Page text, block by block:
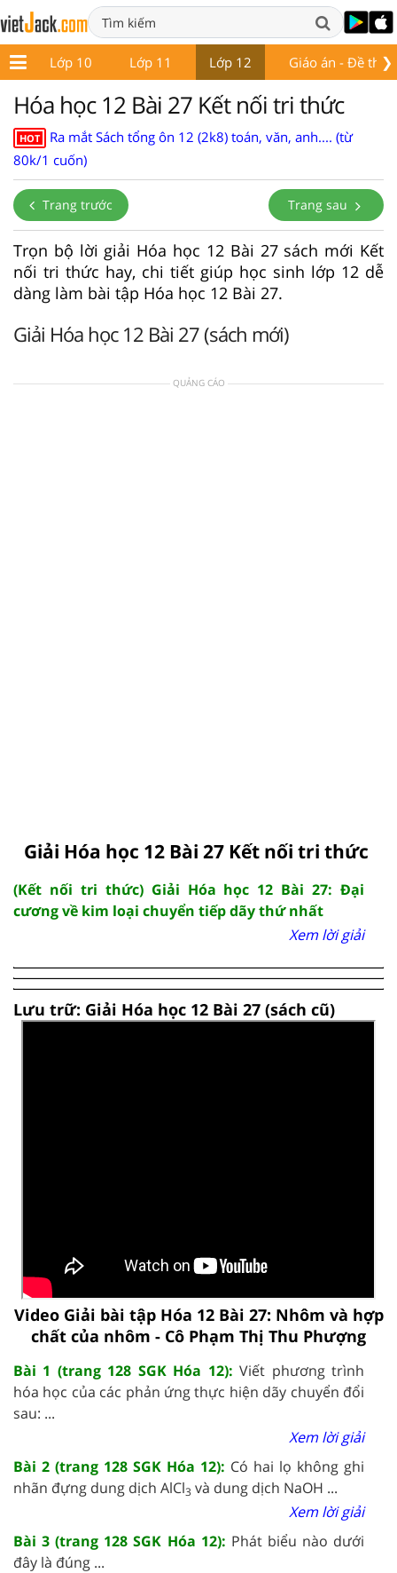
❯
9 Lớp 10 Lớp 11 Lớp 12 Giáo án - Đề thi
Hóa học 12 Bài 27 Kết nối tri thức
HOT
Ra mắt Sách tổng ôn 12 (2k8) toán, văn, anh.... (từ
80k/1 cuốn)
Trang trước Trang sau
Trọn bộ lời giải Hóa học 12 Bài 27 sách mới Kết
nối tri thức hay, chi tiết giúp học sinh lớp 12 dễ
dàng làm bài tập Hóa học 12 Bài 27.
Giải Hóa học 12 Bài 27 (sách mới)
QUẢNG CÁO
Giải Hóa học 12 Bài 27 Kết nối tri thức
(Kết nối tri thức) Giải Hóa học 12 Bài 27: Đại
cương về kim loại chuyển tiếp dãy thứ nhất
Xem lời giải
Lưu trữ: Giải Hóa học 12 Bài 27 (sách cũ)
Video Giải bài tập Hóa 12 Bài 27: Nhôm và hợp
chất của nhôm - Cô Phạm Thị Thu Phượng
Bài 1 (trang 128 SGK Hóa 12): Viết phương trình
hóa học của các phản ứng thực hiện dãy chuyển đổi
sau: ...
Xem lời giải
Bài 2 (trang 128 SGK Hóa 12): Có hai lọ không ghi
nhãn đựng dung dịch AlCl3 và dung dịch NaOH ...
Xem lời giải
Bài 3 (trang 128 SGK Hóa 12): Phát biểu nào dưới
đây là đúng ...